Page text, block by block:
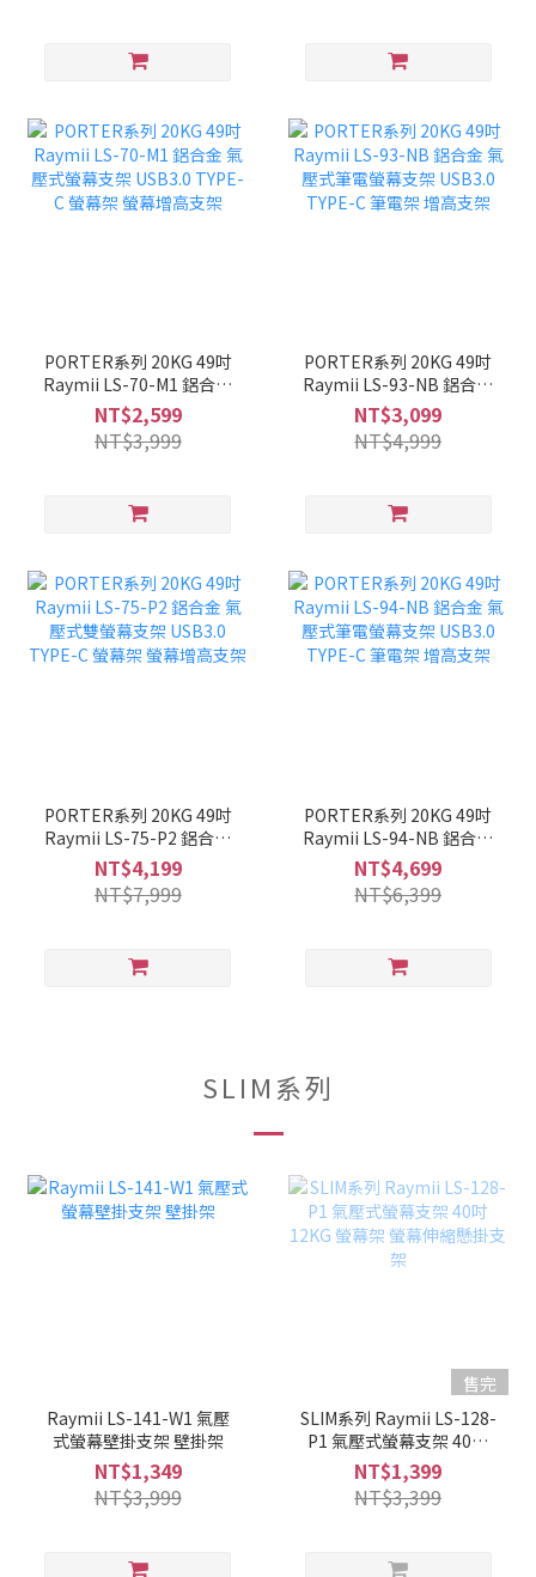
PORTER系列 20KG 49吋
Raymii LS-70-M1 鋁合金
氣壓式螢幕支架 USB3.0
TYPE-C 螢幕架 螢幕增高
支架
NT$2,599
NT$3,999
PORTER系列 20KG 49吋
Raymii LS-93-NB 鋁合金
氣壓式筆電螢幕支架
USB3.0 TYPE-C 筆電架 增
高支架
NT$3,099
NT$4,999
PORTER系列 20KG 49吋
Raymii LS-75-P2 鋁合金
氣壓式雙螢幕支架 USB3.0
TYPE-C 螢幕架 螢幕增高
支架
NT$4,199
NT$7,999
PORTER系列 20KG 49吋
Raymii LS-94-NB 鋁合金
氣壓式筆電螢幕支架
USB3.0 TYPE-C 筆電架 增
高支架
NT$4,699
NT$6,399
SLIM系列
Raymii LS-141-W1 氣壓
式螢幕壁掛支架 壁掛架
NT$1,349
NT$3,999
售完
SLIM系列 Raymii LS-128-
P1 氣壓式螢幕支架 40吋
12KG 螢幕架 螢幕伸縮懸
掛支架
NT$1,399
NT$3,399